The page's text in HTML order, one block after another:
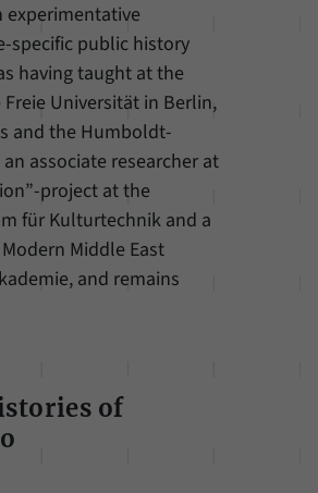
experimentative
specific public history
having taught at the
Universität in Berlin,
and the Humboldt-
associate researcher at
project at the
für Kulturtechnik and a
Middle East
and remains
of